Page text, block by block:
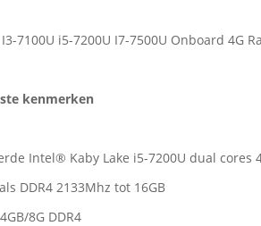
I3-7100U i5-7200U I7-7500U Onboard
kenmerken
Intel® Kaby Lake i5-7200U dual cores
DDR4 2133Mhz tot 16GB
8G DDR4